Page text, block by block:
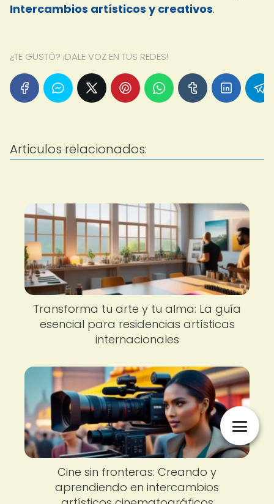
Intercambios artísticos y creativos.
¿TE GUSTÓ? ¡DALE VOZ EN TUS REDES!
Articulos relacionados:
Transforma tu arte y tu alma: La guía
esencial para residencias artísticas
internacionales
Cine sin fronteras: Creando y
aprendiendo en intercambios